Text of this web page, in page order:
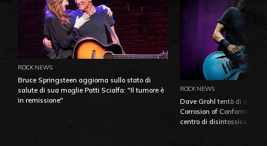
ROCK NEWS
Bruce Springsteen aggiorna sullo stato di
salute di sua moglie Patti Scialfa: "Il tumore è
in remissione"
ROCK NEWS
Dave Grohl tentò di
Corrosion of Conformity
centro di